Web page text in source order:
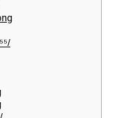
⁵⁵/